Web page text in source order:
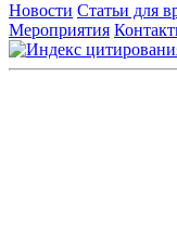
Новости Статьи для
Мероприятия